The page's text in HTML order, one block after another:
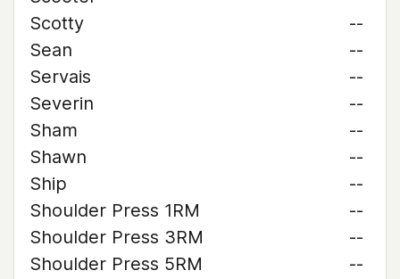
Scotty
--
Sean
--
Servais
--
Severin
--
Sham
--
Shawn
--
Ship
--
Shoulder Press 1RM
--
Shoulder Press 3RM
--
Shoulder Press 5RM
--